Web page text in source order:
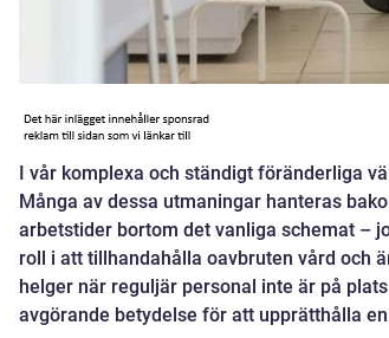
I vår komplexa och ständigt föränderliga
Många av dessa utmaningar hanteras
arbetstider bortom det vanliga schemat –
roll i att tillhandahålla oavbruten vård och
helger när reguljär personal inte är på
avgörande betydelse för att upprätthålla